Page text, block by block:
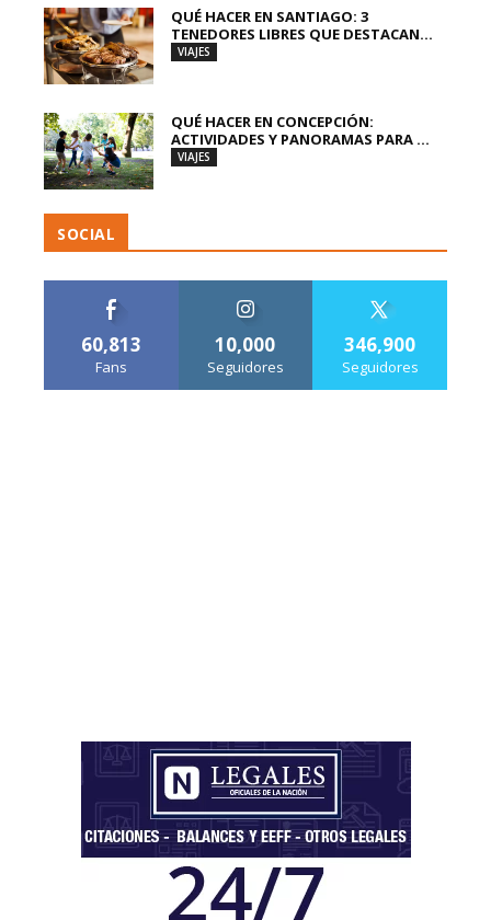
QUÉ HACER EN SANTIAGO: 3
TENEDORES LIBRES QUE DESTACAN...
VIAJES
QUÉ HACER EN CONCEPCIÓN:
ACTIVIDADES Y PANORAMAS PARA ...
VIAJES
SOCIAL
60,813
Fans
10,000
Seguidores
346,900
Seguidores